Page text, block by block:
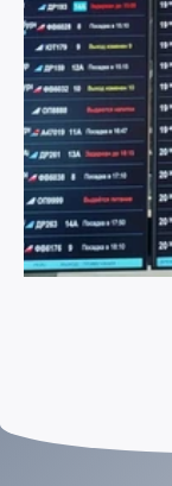
22 ИЮЛЯ 2026
Меняемся